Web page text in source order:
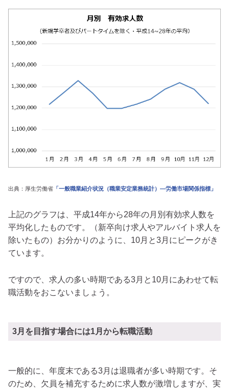
出典：厚生労働省 「一般職業紹介状況（職業安定業務統計）―労働市場関係指標」
上記のグラフは、平成14年から28年の月別有効求人数を
平均化したものです。（新卒向け求人やアルバイト求人を
除いたもの）お分かりのように、10月と3月にピークがき
ています。
ですので、求人の多い時期である3月と10月にあわせて転
職活動をおこないましょう。
3月を目指す場合には1月から転職活動
一般的に、年度末である3月は退職者が多い時期です。そ
のため、欠員を補充するために求人数が激増しますが、実